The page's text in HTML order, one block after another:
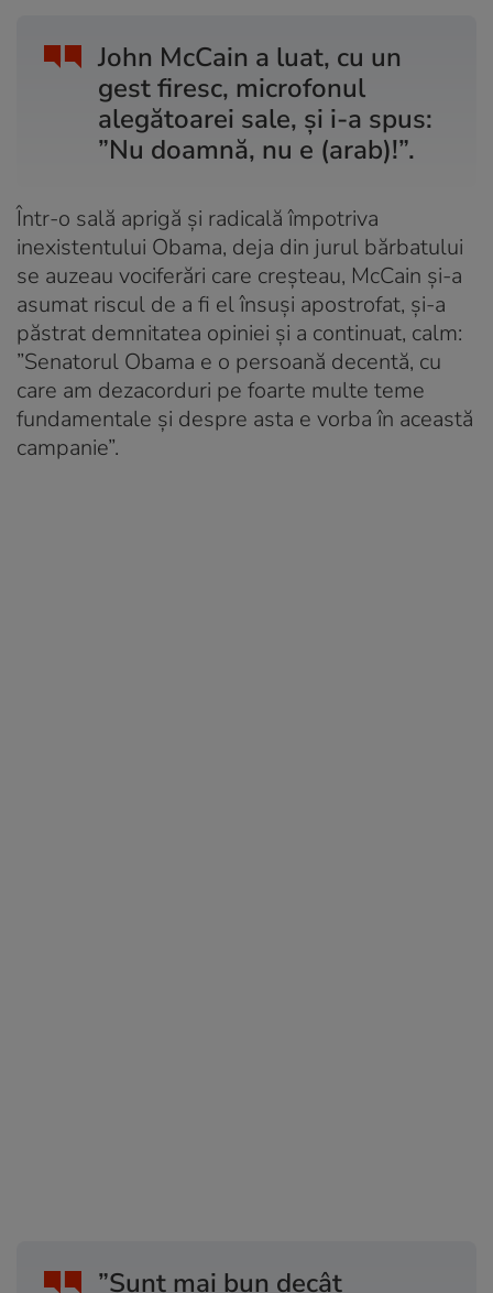
John McCain a luat, cu un
gest firesc, microfonul
alegătoarei sale, și i-a spus:
”Nu doamnă, nu e (arab)!”.
Într-o sală aprigă și radicală împotriva
inexistentului Obama, deja din jurul bărbatului
se auzeau vociferări care creșteau, McCain și-a
asumat riscul de a fi el însuși apostrofat, și-a
păstrat demnitatea opiniei și a continuat, calm:
”Senatorul Obama e o persoană decentă, cu
care am dezacorduri pe foarte multe teme
fundamentale și despre asta e vorba în această
campanie”.
”Sunt mai bun decât